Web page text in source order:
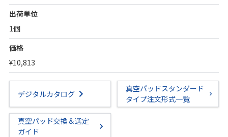
出荷単位
1個
価格
¥10,813
デジタルカタログ
真空パッドスタンダード
タイプ注文形式一覧
真空パッド交換＆選定
ガイド